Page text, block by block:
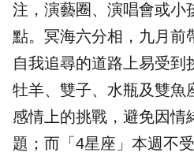
注，演藝圈、演唱會或小
點。冥海六分相，九月前
自我追尋的道路上易受到
牡羊、雙子、水瓶及雙魚
感情上的挑戰，避免因情
題；而「4星座」本週不